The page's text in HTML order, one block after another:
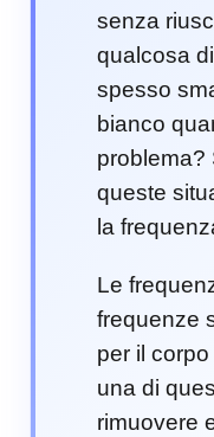
senza
qualcosa
spesso
bianco
problema?
queste
la
Le
frequenze
per il
una di
rimuovere